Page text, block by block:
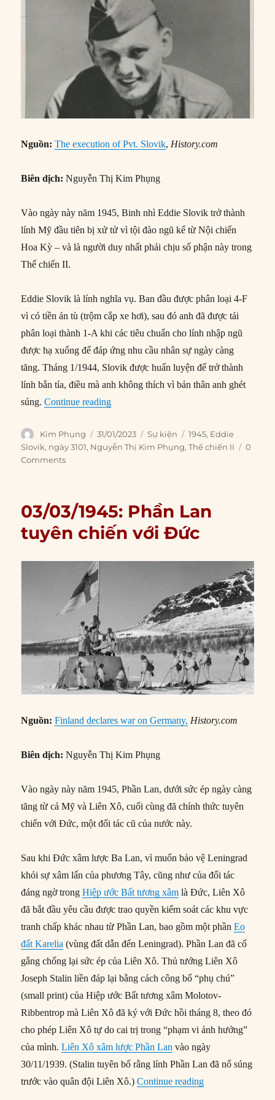
Nguồn:The execution of Pvt. Slovik, History.com
Biên dịch:Nguyễn Thị Kim Phụng
Vào ngày này năm 1945, Binh nhì Eddie Slovik trở thành
lính Mỹ đầu tiên bị xử tử vì tội đào ngũ kể từ Nội chiến
Hoa Kỳ – và là người duy nhất phải chịu số phận này trong
Thế chiến II.
Eddie Slovik là lính nghĩa vụ. Ban đầu được phân loại 4-F
vì có tiền án tù (trộm cắp xe hơi), sau đó anh đã được tái
phân loại thành 1-A khi các tiêu chuẩn cho lính nhập ngũ
được hạ xuống để đáp ứng nhu cầu nhân sự ngày càng
tăng. Tháng 1/1944, Slovik được huấn luyện để trở thành
lính bắn tỉa, điều mà anh không thích vì bản thân anh ghét
súng.Continue reading“31/01/1945: Binh nhì Eddie Slovik bị
Author
Kim Phụng
Posted
on
31/01/2023 Categories
Sự kiện Tags
1945, Eddie
Slovik, ngày 3101, Nguyễn Thị Kim Phụng,Thế chiến II
0
Comments
03/03/1945: Phần Lan
tuyên chiến với Đức
Nguồn:Finland declares war on Germany, History.com
Biên dịch: Nguyễn Thị Kim Phụng
Vào ngày này năm 1945, Phần Lan, dưới sức ép ngày càng
tăng từ cả Mỹ và Liên Xô, cuối cùng đã chính thức tuyên
chiến với Đức, một đối tác cũ của nước này.
Sau khi Đức xâm lược Ba Lan, vì muốn bảo vệ Leningrad
khỏi sự xâm lấn của phương Tây, cũng như của đối tác
đáng ngờ trongHiệp ước Bất tương xâm là Đức, Liên Xô
đã bắt đầu yêu cầu được trao quyền kiểm soát các khu vực
tranh chấp khác nhau từ Phần Lan, bao gồm một phầnEo
đất Karelia (vùng đất dẫn đến Leningrad). Phần Lan đã cố
gắng chống lại sức ép của Liên Xô. Thủ tướng Liên Xô
Joseph Stalin liền đáp lại bằng cách công bố “phụ chú”
(small print) của Hiệp ước Bất tương xâm Molotov-
Ribbentrop mà Liên Xô đã ký với Đức hồi tháng 8, theo đó
cho phép Liên Xô tự do cai trị trong “phạm vi ảnh hưởng”
của mình.Liên Xô xâm lược Phần Lan vào ngày
30/11/1939. (Stalin tuyên bố rằng lính Phần Lan đã nổ súng
trước vào quân đội Liên Xô.)Continue reading“03/03/1945: